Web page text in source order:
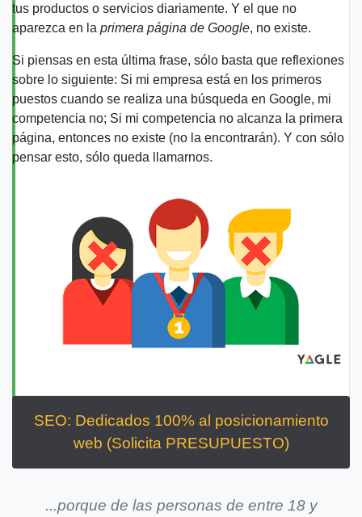
tus productos o servicios diariamente. Y el que no
aparezca en la primera página de Google, no existe.
Si piensas en esta última frase, sólo basta que reflexiones
sobre lo siguiente: Si mi empresa está en los primeros
puestos cuando se realiza una búsqueda en Google, mi
competencia no; Si mi competencia no alcanza la primera
página, entonces no existe (no la encontrarán). Y con sólo
pensar esto, sólo queda llamarnos.
SEO: Dedicados 100% al posicionamiento
web (Solicita PRESUPUESTO)
...porque de las personas de entre 18 y